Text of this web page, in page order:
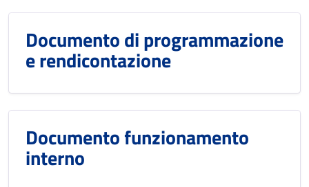
Documento di programmazione
e rendicontazione
Documento funzionamento
interno